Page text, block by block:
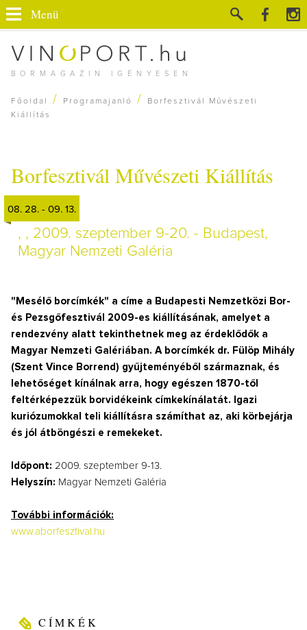
BORMAGAZIN IGÉNYESEN
Menü
Főoldal / Programajanló /
Borfesztivál Művészeti
Kiállítás
Borfesztivál Művészeti Kiállítás
08. 28. - 09. 13.
, , 2009. szeptember 9-20. - Budapest,
Magyar Nemzeti Galéria
"Mesélő borcímkék" a címe a Budapesti Nemzetközi Bor-
és Pezsgőfesztivál 2009-es kiállításának, amelyet a
rendezvény alatt tekinthetnek meg az érdeklődők a
Magyar Nemzeti Galériában. A borcímkék dr. Fülöp Mihály
(Szent Vince Borrend) gyűjteményéből származnak, és
lehetőséget kínálnak arra, hogy egészen 1870-től
feltérképezzük borvidékeink címkekínálatát. Igazi
kuriózumokkal teli kiállításra számíthat az, aki körbejárja
és jól átböngészi e remekeket.
Időpont: 2009. szeptember 9-13.
Helyszín: Magyar Nemzeti Galéria
További információk:
www.aborfesztival.hu
CÍMKÉK